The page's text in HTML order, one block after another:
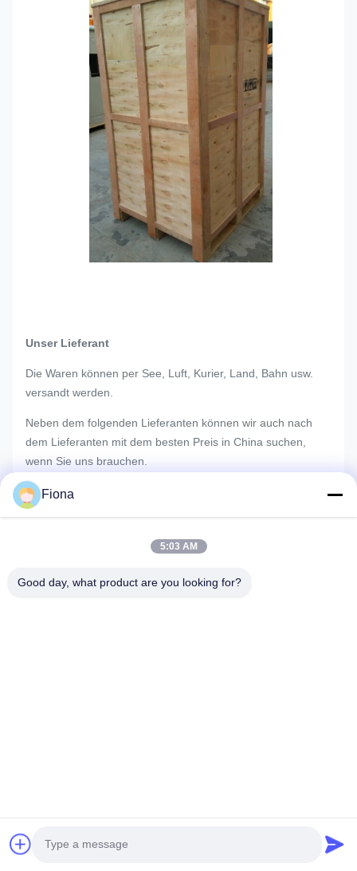
Unser Lieferant
Die Waren können per See, Luft, Kurier, Land, Bahn usw.
versandt werden.
Neben dem folgenden Lieferanten können wir auch nach
dem Lieferanten mit dem besten Preis in China suchen,
wenn Sie uns brauchen.
Fiona
5:03 AM
Good day, what product are you looking for?